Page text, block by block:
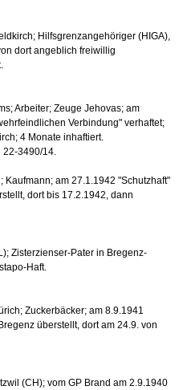
Hilfsgrenzangehöriger (HIGA),
dort angeblich freiwillig
Arbeiter; Zeuge Jehovas; am
Verbindung" verhaftet;
4 Monate inhaftiert.
22-3490/14.
Kaufmann; am 27.1.1942 "Schutzhaft"
dort bis 17.2.1942, dann
Zisterzienser-Pater in Bregenz-
Haft.
Zuckerbäcker; am 8.9.1941
überstellt, dort am 24.9. von
(CH); vom GP Brand am 2.9.1940